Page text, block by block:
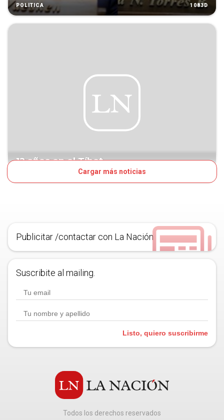
POLÍTICA 1083D
12 años en el Tíbet
Cargar más noticias
Publicitar /contactar con La Nación
Suscribite al mailing.
Listo, quiero suscribirme
Todos los derechos reservados